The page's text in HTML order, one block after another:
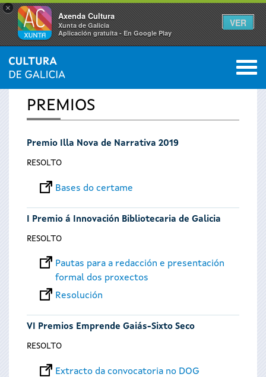
×
Axenda Cultura
Xunta de Galicia
Aplicación gratuíta - En Google Play
VER
Vostede
está
aquí
INICIO 0
PREMIOS
Premio Illa Nova de Narrativa 2019
RESOLTO
Bases do certame
I Premio á Innovación Bibliotecaria de Galicia
RESOLTO
Pautas para a redacción e presentación
formal dos proxectos
Resolución
VI Premios Emprende Gaiás-Sixto Seco
RESOLTO
Extracto da convocatoria no DOG